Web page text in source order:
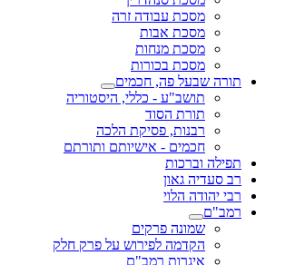
מסכת עבודה זרה
מסכת אבות
מסכת מנחות
מסכת בכורות
תורה שבעל פה, חכמים
תושב"ע - כללי, היסטוריה
תורת הסוד
רבנות, פסיקת הלכה
חכמים - אישיותם ותורתם
תפילה וברכות
רב סעדיה גאון
רבי יהודה הלוי
רמב"ם
שמונה פרקים
הקדמה לפירוש על פרק חלק
איגרות רמב"ם